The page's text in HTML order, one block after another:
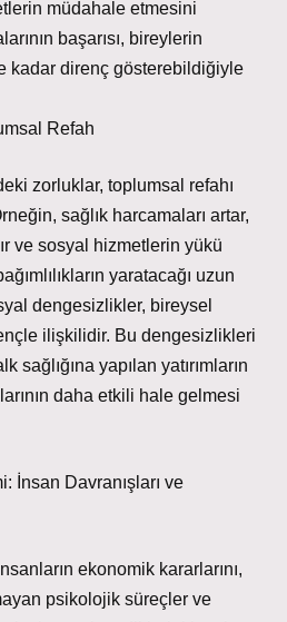
müdahale etmesini
başarısı, bireylerin
kadar direnç gösterebildiğiyle
Refah
zorluklar, toplumsal refahı
sağlık harcamaları artar,
ve sosyal hizmetlerin yükü
yaratacağı uzun
dengesizlikler, bireysel
ilişkilidir. Bu dengesizlikleri
sağlığına yapılan yatırımların
daha etkili hale gelmesi
İnsan Davranışları ve
ekonomik kararlarını,
psikolojik süreçler ve